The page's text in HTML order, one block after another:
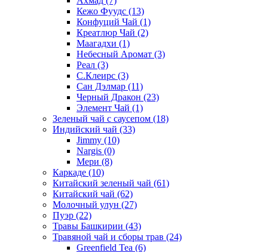
Кежо Фуудс (13)
Конфуций Чай (1)
Креатлюр Чай (2)
Маагадхи (1)
Небесный Аромат (3)
Реал (3)
С.Клеирс (3)
Сан Дэлмар (11)
Черный Дракон (23)
Элемент Чай (1)
Зеленый чай с саусепом (18)
Индийский чай (33)
Jimmy (10)
Nargis (0)
Мери (8)
Каркаде (10)
Китайский зеленый чай (61)
Китайский чай (62)
Молочный улун (27)
Пуэр (22)
Травы Башкирии (43)
Травяной чай и сборы трав (24)
Greenfield Tea (6)